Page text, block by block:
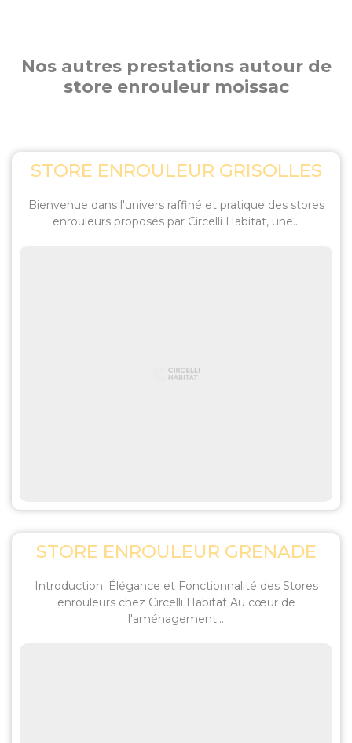
Nos autres prestations autour de
store enrouleur moissac
STORE ENROULEUR GRISOLLES
Bienvenue dans l'univers raffiné et pratique des stores
enrouleurs proposés par Circelli Habitat, une...
STORE ENROULEUR GRENADE
Introduction: Élégance et Fonctionnalité des Stores
enrouleurs chez Circelli Habitat Au cœur de
l'aménagement...